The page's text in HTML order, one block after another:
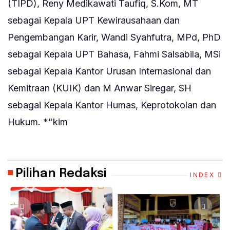
(TIPD), Reny Medikawati Taufiq, S.Kom, MT
sebagai Kepala UPT Kewirausahaan dan
Pengembangan Karir, Wandi Syahfutra, MPd, PhD
sebagai Kepala UPT Bahasa, Fahmi Salsabila, MSi
sebagai Kepala Kantor Urusan Internasional dan
Kemitraan (KUIK) dan M Anwar Siregar, SH
sebagai Kepala Kantor Humas, Keprotokolan dan
Hukum. *"kim
Pilihan Redaksi INDEX